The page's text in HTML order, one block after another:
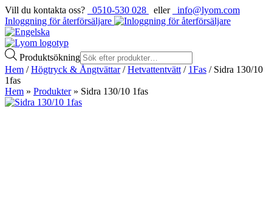
Vill du kontakta oss? 0510-530 028 eller
info@lyom.com
Inloggning för återförsäljare
Produktsökning
Hem /Högtryck & Ångtvättar/Hetvattentvätt / 1Fas / Sidra 130/10
1fas
Hem » Produkter» Sidra 130/10 1fas